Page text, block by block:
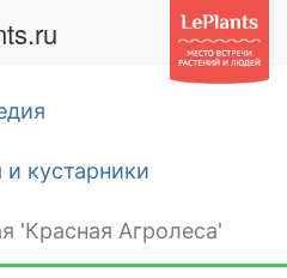
кустарники
'Красная Агролеса'